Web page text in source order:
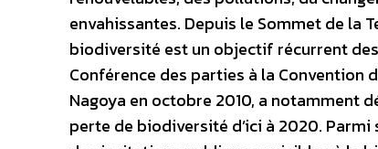
envahissantes. Depuis le Sommet de la
biodiversité est un objectif récurrent
Conférence des parties à la Convention
Nagoya en octobre 2010, a notamment
perte de biodiversité d’ici à 2020.